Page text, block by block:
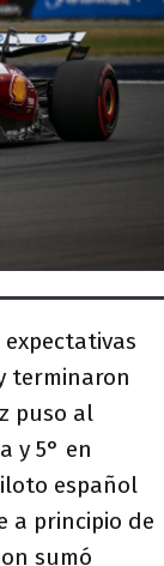
terminaron
puso al
y 5° en
español
a principio de
sumó